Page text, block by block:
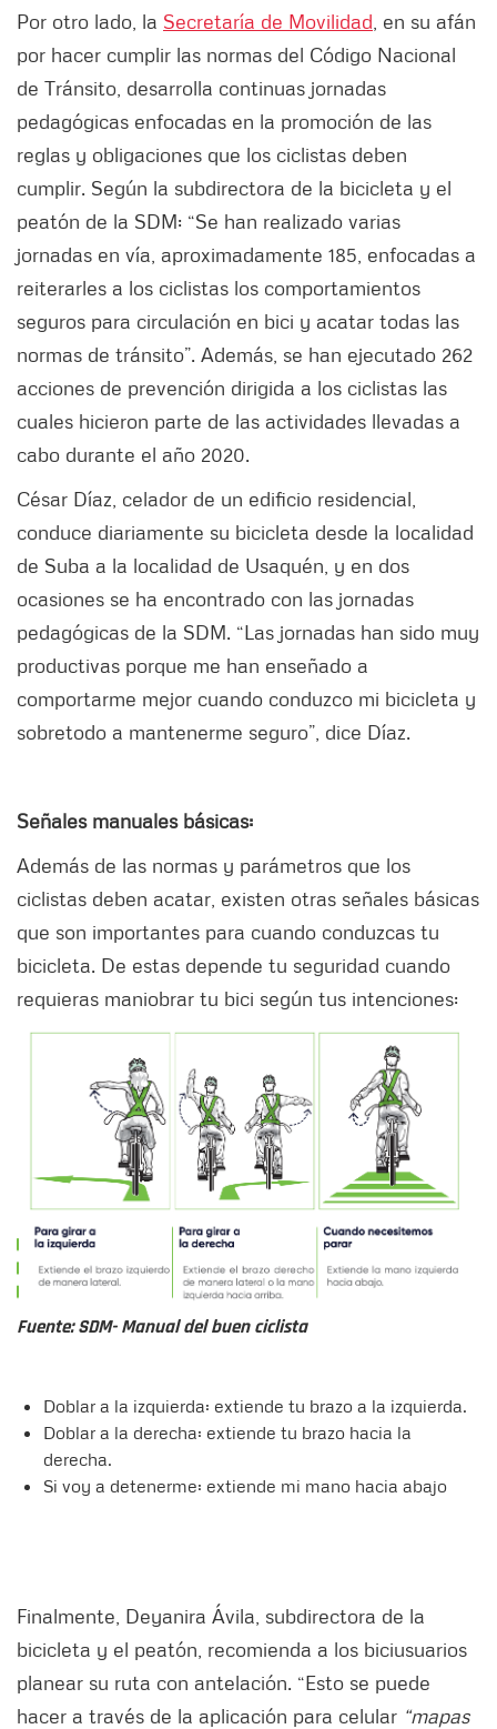
Por otro lado, la Secretaría de Movilidad , en su afán
por hacer cumplir las normas del Código Nacional
de Tránsito, desarrolla continuas jornadas
pedagógicas enfocadas en la promoción de las
reglas y obligaciones que los ciclistas deben
cumplir. Según la subdirectora de la bicicleta y el
peatón de la SDM: “Se han realizado varias
jornadas en vía, aproximadamente 185, enfocadas a
reiterarles a los ciclistas los comportamientos
seguros para circulación en bici y acatar todas las
normas de tránsito”. Además, se han ejecutado 262
acciones de prevención dirigida a los ciclistas las
cuales hicieron parte de las actividades llevadas a
cabo durante el año 2020.
César Díaz, celador de un edificio residencial,
conduce diariamente su bicicleta desde la localidad
de Suba a la localidad de Usaquén, y en dos
ocasiones se ha encontrado con las jornadas
pedagógicas de la SDM. “Las jornadas han sido muy
productivas porque me han enseñado a
comportarme mejor cuando conduzco mi bicicleta y
sobretodo a mantenerme seguro”, dice Díaz.
Señales manuales básicas:
Además de las normas y parámetros que los
ciclistas deben acatar, existen otras señales básicas
que son importantes para cuando conduzcas tu
bicicleta. De estas depende tu seguridad cuando
requieras maniobrar tu bici según tus intenciones:
Fuente: SDM- Manual del buen ciclista
Doblar a la izquierda: extiende tu brazo a la izquierda.
Doblar a la derecha: extiende tu brazo hacia la
derecha.
Si voy a detenerme: extiende mi mano hacia abajo
Finalmente, Deyanira Ávila, subdirectora de la
bicicleta y el peatón, recomienda a los biciusuarios
planear su ruta con antelación. “Esto se puede
hacer a través de la aplicación para celular “mapas